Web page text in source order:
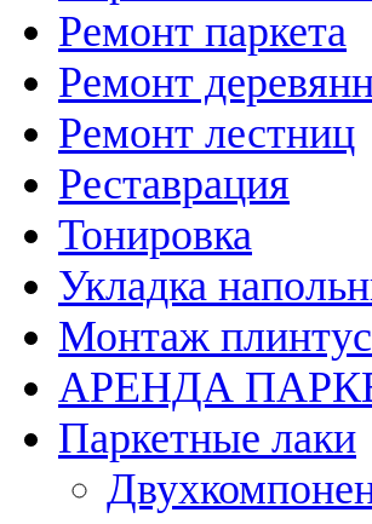
Ремонт паркета
Ремонт
Ремонт лестниц
Реставрация
Тонировка
Укладка
Монтаж
АРЕНДА
Паркетные лаки